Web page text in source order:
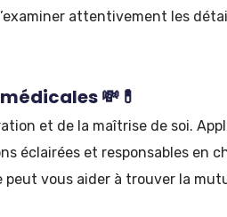
attentivement les
💸💊
et de la maîtrise de soi.
éclairées et responsables en
peut vous aider à trouver la